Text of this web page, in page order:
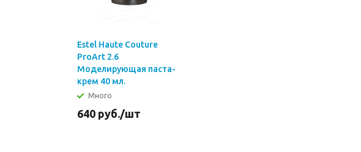
Estel Haute Couture
ProArt 2.6
Моделирующая паста-
крем 40 мл.
Много
640 руб./шт